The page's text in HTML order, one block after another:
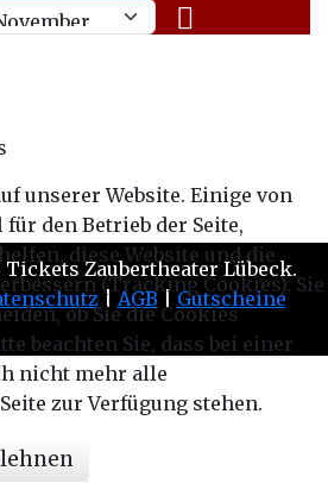
Zaubertheater Lübeck.
|AGB|Gutscheine
ByPrimer Themes
unserer Website. Einige von
den Betrieb der Seite,
diese Website und die
(Tracking Cookies). Sie
ob Sie die Cookies
beachten Sie, dass bei einer
nicht mehr alle
zur Verfügung stehen.